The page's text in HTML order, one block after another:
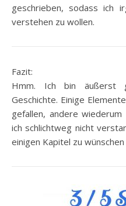
geschrieben, sodass ich
verstehen zu wollen.
Fazit:
Hmm. Ich bin äußerst
Geschichte. Einige
gefallen, andere
ich schlichtweg nicht
einigen Kapitel zu wünschen